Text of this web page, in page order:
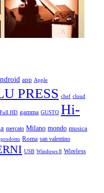
app Apple
PRESS chef cloud
Full HD gamma GUSTO Hi-
mercato Milano mondo musica
prodotto Roma san valentino
USB Windows 8 Wireless